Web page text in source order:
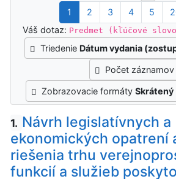
1
2 3 4 5
Váš dotaz: Predmet (kľúčové
Triedenie Dátum vydania
Počet
Zobrazovacie formátySkrátený
1. Návrh legislatívnych a
ekonomických opatrení
riešenia trhu
funkcií a služieb